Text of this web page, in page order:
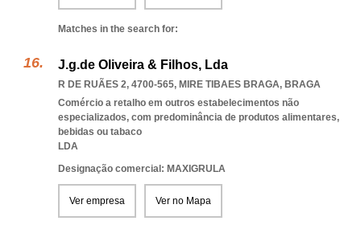
Matches in the search for:
J.g.de Oliveira & Filhos, Lda
R DE RUÃES 2, 4700-565, MIRE TIBAES BRAGA, BRAGA
Comércio a retalho em outros estabelecimentos não
especializados, com predominância de produtos alimentares,
bebidas ou tabaco
LDA
Designação comercial: MAXIGRULA
Ver empresa Ver no Mapa